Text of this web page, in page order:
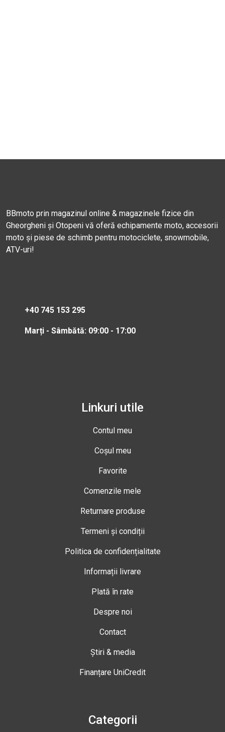
BBmoto prin magazinul online & magazinele fizice din
Gheorgheni și Otopeni vă oferă echipamente moto, accesorii
moto și piese de schimb pentru motociclete, snowmobile,
ATV-uri!
+40 745 153 295
Marți - Sâmbătă: 09:00 - 17:00
Linkuri utile
Contul meu
Coșul meu
Favorite
Comenzile mele
Returnare produse
Termeni și condiții
Politica de confidențialitate
Informații livrare
Plată în rate
Despre noi
Contact
Știri & media
Finanțare UniCredit
Categorii